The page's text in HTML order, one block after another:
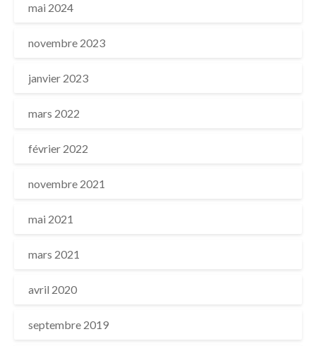
mai 2024
novembre 2023
janvier 2023
mars 2022
février 2022
novembre 2021
mai 2021
mars 2021
avril 2020
septembre 2019